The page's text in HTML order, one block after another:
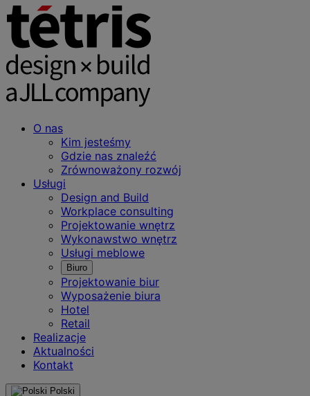
O nas
Kim jesteśmy
Gdzie nas znaleźć
Zrównoważony rozwój
Usługi
Design and Build
Workplace consulting
Projektowanie wnętrz
Wykonawstwo wnętrz
Usługi meblowe
Biuro
Projektowanie biur
Wyposażenie biura
Hotel
Retail
Realizacje
Aktualności
Kontakt
Polski